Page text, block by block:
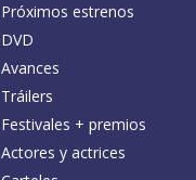
Próximos estrenos
DVD
Avances
Tráilers
Festivales + premios
Actores y actrices